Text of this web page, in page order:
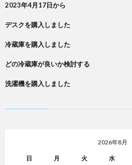
2023年4月17日から
デスクを購入しました
冷蔵庫を購入しました
どの冷蔵庫が良いか検討する
洗濯機を購入しました
2026年8月
日 月 火 水